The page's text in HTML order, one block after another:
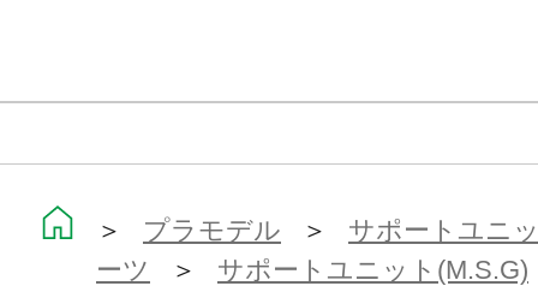
＞ プラモデル ＞ サポートユニ
ーツ
＞ サポートユニット(M.S.G)